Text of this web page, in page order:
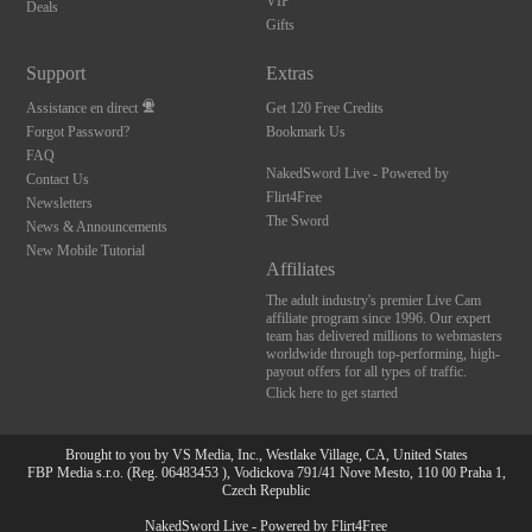
Deals
Gifts
Support
Assistance en direct
Forgot Password?
FAQ
Contact Us
Newsletters
News & Announcements
New Mobile Tutorial
Extras
Get 120 Free Credits
Bookmark Us
NakedSword Live - Powered by
Flirt4Free
The Sword
Affiliates
The adult industry's premier Live Cam
affiliate program since 1996. Our expert
team has delivered millions to webmasters
worldwide through top-performing, high-
payout offers for all types of traffic.
Click here to get started
Brought to you by VS Media, Inc., Westlake Village, CA, United States
FBP Media s.r.o. (Reg. 06483453 ), Vodickova 791/41 Nove Mesto, 110 00 Praha 1,
Czech Republic
NakedSword Live - Powered by Flirt4Free